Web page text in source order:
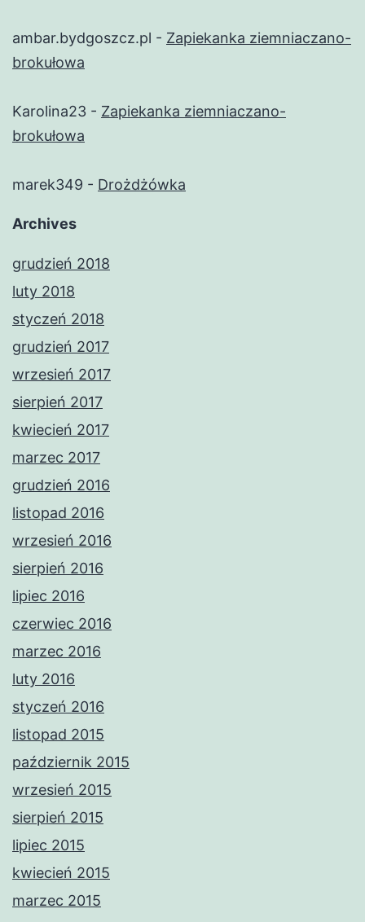
ambar.bydgoszcz.pl - Zapiekanka ziemniaczano-
brokułowa
Karolina23 - Zapiekanka ziemniaczano-
brokułowa
marek349 - Drożdżówka
Archives
grudzień 2018
luty 2018
styczeń 2018
grudzień 2017
wrzesień 2017
sierpień 2017
kwiecień 2017
marzec 2017
grudzień 2016
listopad 2016
wrzesień 2016
sierpień 2016
lipiec 2016
czerwiec 2016
marzec 2016
luty 2016
styczeń 2016
listopad 2015
październik 2015
wrzesień 2015
sierpień 2015
lipiec 2015
kwiecień 2015
marzec 2015